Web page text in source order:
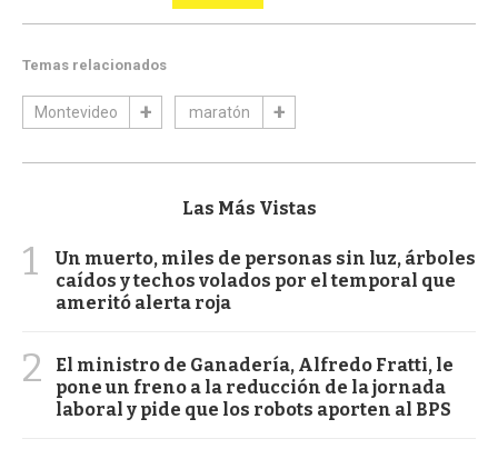
Temas relacionados
Montevideo maratón
Las Más Vistas
1
Un muerto, miles de personas sin luz, árboles
caídos y techos volados por el temporal que
ameritó alerta roja
2
El ministro de Ganadería, Alfredo Fratti, le
pone un freno a la reducción de la jornada
laboral y pide que los robots aporten al BPS